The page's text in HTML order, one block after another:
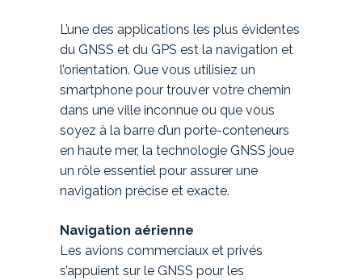
L’une des applications les plus évidentes
du GNSS et du GPS est la navigation et
l’orientation. Que vous utilisiez un
smartphone pour trouver votre chemin
dans une ville inconnue ou que vous
soyez à la barre d’un porte-conteneurs
en haute mer, la technologie GNSS joue
un rôle essentiel pour assurer une
navigation précise et exacte.
Navigation aérienne
Les avions commerciaux et privés
s’appuient sur le GNSS pour les